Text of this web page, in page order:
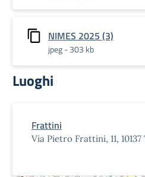
NIMES 2025 (3)
jpeg - 303 kb
Luoghi
Frattini
Via Pietro Frattini, 11,